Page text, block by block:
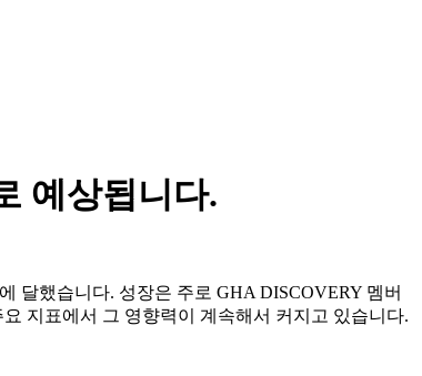
예상됩니다.
달했습니다. 성장은 주로 GHA DISCOVERY 멤버
지표에서 그 영향력이 계속해서 커지고 있습니다.